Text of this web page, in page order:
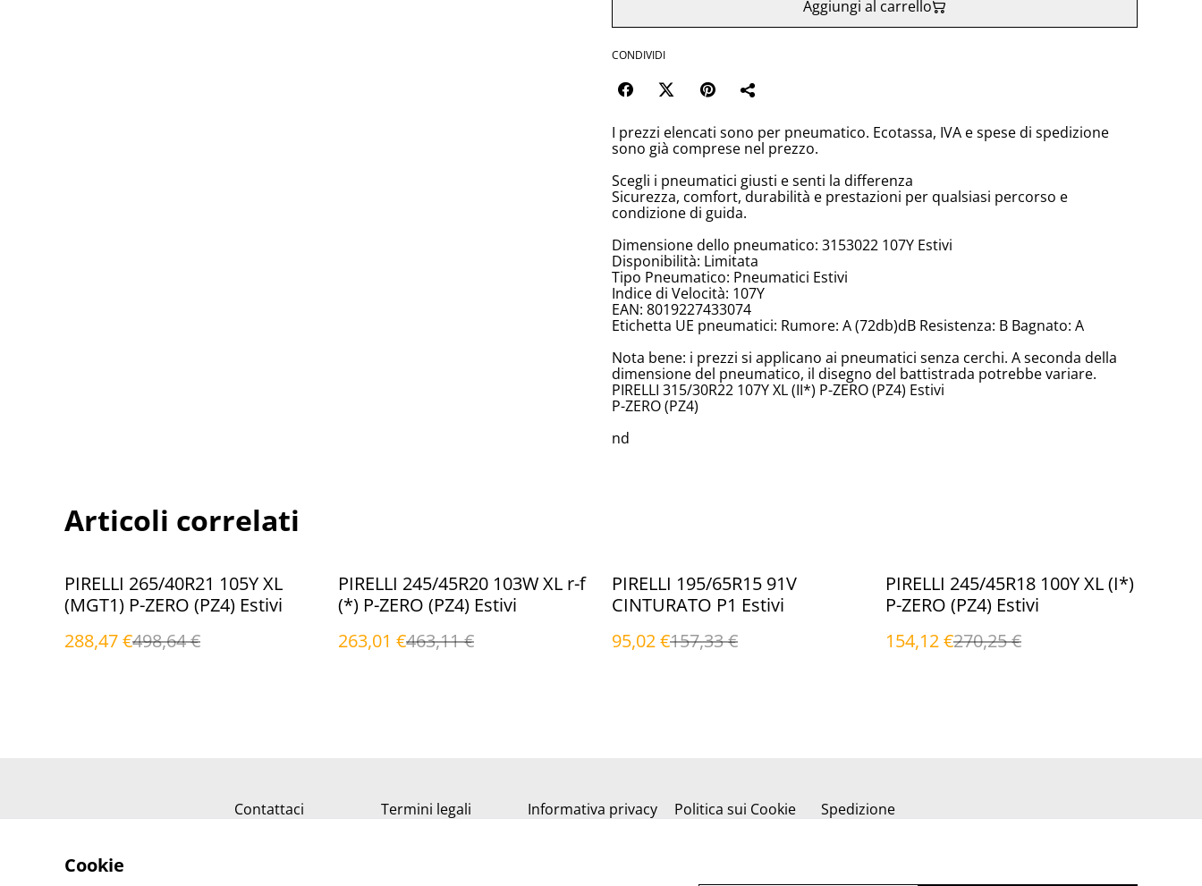
Aggiungi al carrello
CONDIVIDI
I prezzi elencati sono per pneumatico. Ecotassa, IVA e spese di spedizione
sono già comprese nel prezzo.
Scegli i pneumatici giusti e senti la differenza
Sicurezza, comfort, durabilità e prestazioni per qualsiasi percorso e
condizione di guida.
Dimensione dello pneumatico: 3153022 107Y Estivi
Disponibilità: Limitata
Tipo Pneumatico: Pneumatici Estivi
Indice di Velocità: 107Y
EAN: 8019227433074
Etichetta UE pneumatici: Rumore: A (72db)dB Resistenza: B Bagnato: A
Nota bene: i prezzi si applicano ai pneumatici senza cerchi. A seconda della
dimensione del pneumatico, il disegno del battistrada potrebbe variare.
PIRELLI 315/30R22 107Y XL (II*) P-ZERO (PZ4) Estivi
P-ZERO (PZ4)
nd
Articoli correlati
%
PIRELLI 265/40R21 105Y XL
(MGT1) P-ZERO (PZ4) Estivi
288,47 €498,64 €
%
PIRELLI 245/45R20 103W XL r-f
(*) P-ZERO (PZ4) Estivi
263,01 €463,11 €
%
PIRELLI 195/65R15 91V
CINTURATO P1 Estivi
95,02 €157,33 €
%
PIRELLI 245/45R18 100Y XL (I*)
P-ZERO (PZ4) Estivi
154,12 €270,25 €
Contattaci Termini legali Informativa privacy Politica sui Cookie Spedizione
Cookie